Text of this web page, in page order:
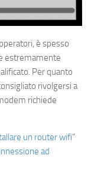
è spesso
estremamente
Per quanto
rivolgersi a
richiede
un router wifi”
ad